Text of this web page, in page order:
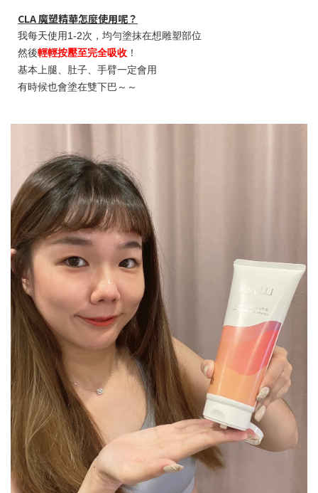
CLA 魔塑精華怎麼使用呢？
我每天使用1-2次，均勻塗抹在想雕塑部位
然後輕輕按壓至完全吸收 ！
基本上腿、肚子、手臂一定會用
有時候也會塗在雙下巴～～